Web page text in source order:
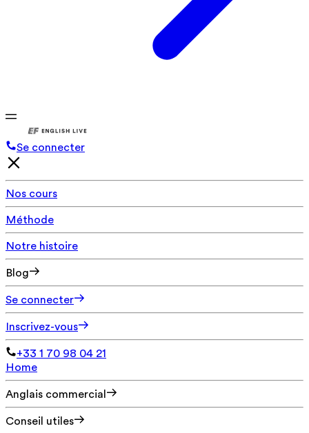
Se connecter
Nos cours
Méthode
Notre histoire
Blog
Se connecter
Inscrivez-vous
+33 1 70 98 04 21
Home
Anglais commercial
Conseil utiles